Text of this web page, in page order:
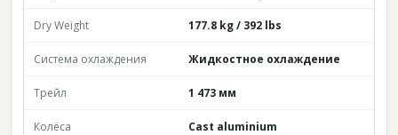
Dry Weight 177.8 kg / 392 lbs
Система охлаждения Жидкостное охлаждение
Трейл 1 473 мм
Колёса Cast aluminium